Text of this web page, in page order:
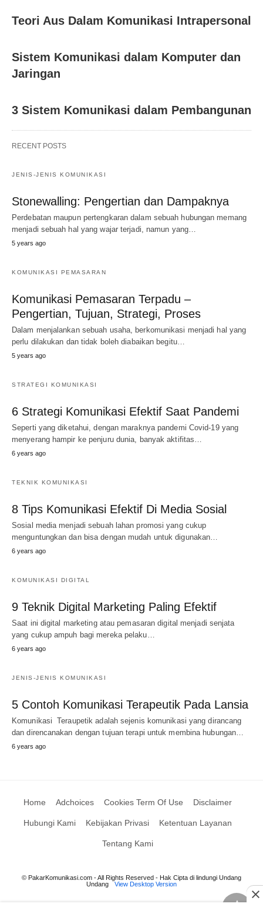
Teori Aus Dalam Komunikasi Intrapersonal
Sistem Komunikasi dalam Komputer dan
Jaringan
3 Sistem Komunikasi dalam Pembangunan
RECENT POSTS
JENIS-JENIS KOMUNIKASI
Stonewalling: Pengertian dan Dampaknya
Perdebatan maupun pertengkaran dalam sebuah hubungan memang
menjadi sebuah hal yang wajar terjadi, namun yang…
5 years ago
KOMUNIKASI PEMASARAN
Komunikasi Pemasaran Terpadu –
Pengertian, Tujuan, Strategi, Proses
Dalam menjalankan sebuah usaha, berkomunikasi menjadi hal yang
perlu dilakukan dan tidak boleh diabaikan begitu…
5 years ago
STRATEGI KOMUNIKASI
6 Strategi Komunikasi Efektif Saat Pandemi
Seperti yang diketahui, dengan maraknya pandemi Covid-19 yang
menyerang hampir ke penjuru dunia, banyak aktifitas…
6 years ago
TEKNIK KOMUNIKASI
8 Tips Komunikasi Efektif Di Media Sosial
Sosial media menjadi sebuah lahan promosi yang cukup
menguntungkan dan bisa dengan mudah untuk digunakan…
6 years ago
KOMUNIKASI DIGITAL
9 Teknik Digital Marketing Paling Efektif
Saat ini digital marketing atau pemasaran digital menjadi senjata
yang cukup ampuh bagi mereka pelaku…
6 years ago
JENIS-JENIS KOMUNIKASI
5 Contoh Komunikasi Terapeutik Pada Lansia
Komunikasi Teraupetik adalah sejenis komunikasi yang dirancang
dan direncanakan dengan tujuan terapi untuk membina hubungan…
6 years ago
Home Adchoices Cookies Term Of Use Disclaimer
Hubungi Kami Kebijakan Privasi Ketentuan Layanan
Tentang Kami
© PakarKomunikasi.com - All Rights Reserved - Hak Cipta di lindungi Undang
Undang
View Desktop Version